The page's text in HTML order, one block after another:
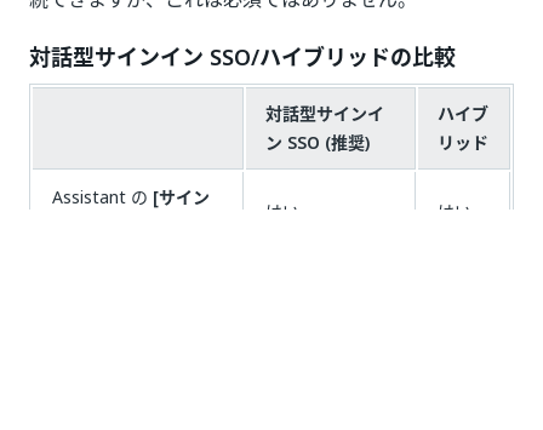
対話型サインイン SSO/ハイブリッドの比較
対話型サインイ
ン SSO (推奨)
ハイブ
リッド
Assistant の [サイン
はい はい